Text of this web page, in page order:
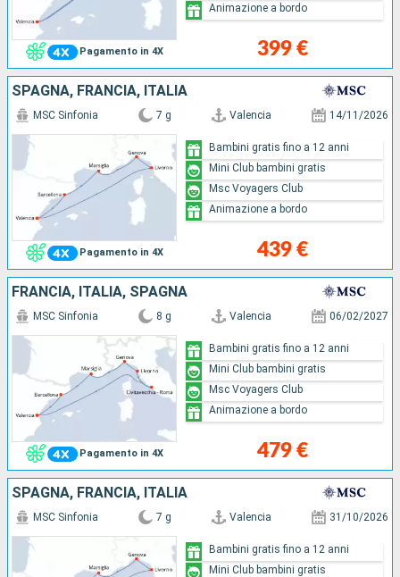
Pagamento in 4X 399 €
Animazione a bordo
SPAGNA, FRANCIA, ITALIA
Pagamento in 4X
MSC Sinfonia 7 g Valencia 14/11/2026
439 €
Bambini gratis fino a 12 anni
Mini Club bambini gratis
Msc Voyagers Club
Animazione a bordo
FRANCIA, ITALIA, SPAGNA
Pagamento in 4X
MSC Sinfonia 8 g Valencia 06/02/2027
479 €
Bambini gratis fino a 12 anni
Mini Club bambini gratis
Msc Voyagers Club
Animazione a bordo
SPAGNA, FRANCIA, ITALIA
MSC Sinfonia 7 g Valencia 31/10/2026
Bambini gratis fino a 12 anni
Mini Club bambini gratis